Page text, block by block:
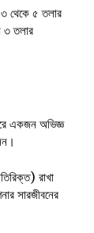
থেকে ৫ তলার
৩ তলার
একজন অভিজ্ঞ
রাখা
সারজীবনের